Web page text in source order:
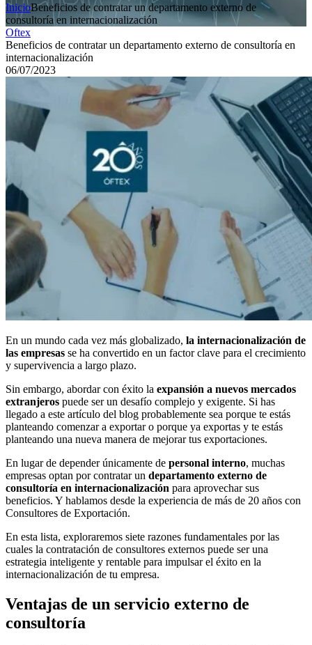
InicioBeneficios de contratar un departamento externo de
consultoría en internacionalización
Oftex
Beneficios de contratar un departamento externo de consultoría en
internacionalización
06/07/2023
En un mundo cada vez más globalizado, la internacionalización de
las empresas se ha convertido en un factor clave para el crecimiento
y supervivencia a largo plazo.
Sin embargo, abordar con éxito la expansión a nuevos mercados
extranjeros puede ser un desafío complejo y exigente. Si has
llegado a este artículo del blog probablemente sea porque te estás
planteando comenzar a exportar o porque ya exportas y te estás
planteando una nueva manera de mejorar tus exportaciones.
En lugar de depender únicamente de personal interno, muchas
empresas optan por contratar un departamento externo de
consultoría en internacionalización para aprovechar sus
beneficios. Y hablamos desde la experiencia de más de 20 años con
Consultores de Exportación.
En esta lista, exploraremos siete razones fundamentales por las
cuales la contratación de consultores externos puede ser una
estrategia inteligente y rentable para impulsar el éxito en la
internacionalización de tu empresa.
Ventajas de un servicio externo de
consultoría